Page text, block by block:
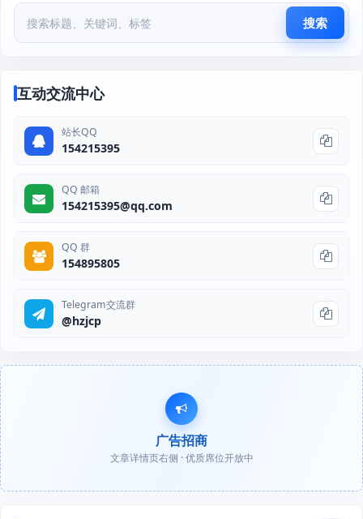
搜索
互动交流中心
站长QQ
154215395
QQ 邮箱
154215395@qq.com
QQ 群
154895805
Telegram交流群
@hzjcp
广告招商
文章详情页右侧 · 优质席位开放中